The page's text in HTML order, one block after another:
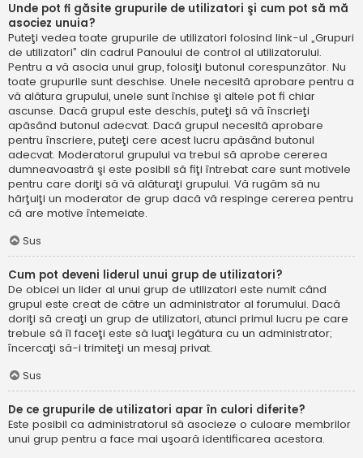
Unde pot fi găsite grupurile de utilizatori şi cum pot să mă
asociez unuia?
Puteţi vedea toate grupurile de utilizatori folosind link-ul „Grupuri
de utilizatori” din cadrul Panoului de control al utilizatorului.
Pentru a vă asocia unui grup, folosiţi butonul corespunzător. Nu
toate grupurile sunt deschise. Unele necesită aprobare pentru a
vă alătura grupului, unele sunt închise şi altele pot fi chiar
ascunse. Dacă grupul este deschis, puteţi să vă înscrieţi
apăsând butonul adecvat. Dacă grupul necesită aprobare
pentru înscriere, puteţi cere acest lucru apăsând butonul
adecvat. Moderatorul grupului va trebui să aprobe cererea
dumneavoastră şi este posibil să fiţi întrebat care sunt motivele
pentru care doriţi să vă alăturaţi grupului. Vă rugăm să nu
hărţuiţi un moderator de grup dacă vă respinge cererea pentru
că are motive întemeiate.
Sus
Cum pot deveni liderul unui grup de utilizatori?
De obicei un lider al unui grup de utilizatori este numit când
grupul este creat de către un administrator al forumului. Dacă
doriţi să creaţi un grup de utilizatori, atunci primul lucru pe care
trebuie să îl faceţi este să luaţi legătura cu un administrator;
încercaţi să-i trimiteţi un mesaj privat.
Sus
De ce grupurile de utilizatori apar în culori diferite?
Este posibil ca administratorul să asocieze o culoare membrilor
unui grup pentru a face mai uşoară identificarea acestora.